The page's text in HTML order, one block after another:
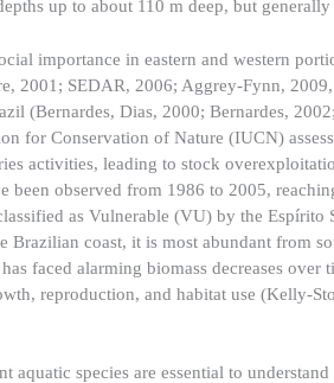
up to about 110 m deep, but
importance in eastern and western
2001; SEDAR, 2006; Aggrey-Fynn,
(Bernardes, Dias, 2000; Bernardes,
for Conservation of Nature (IUCN)
activities, leading to stock
observed from 1986 to 2005,
as Vulnerable (VU) by the Espírito
Brazilian coast, it is most abundant from
faced alarming biomass decreases over
reproduction, and habitat use (Kelly-
species are essential to